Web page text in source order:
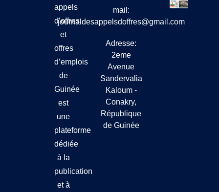
appels
d’offres
et
offres
d’emplois
de
Guinée
est
une
plateforme
dédiée
à la
publication
et à
mail:
journaldesappelsdoffres@gmail.com
Adresse:
2eme
Avenue
Sandervalia
Kaloum -
Conakry,
République
de Guinée